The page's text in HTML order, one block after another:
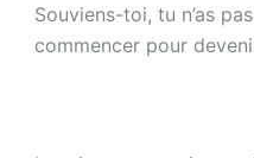
Souviens-toi, tu n’as
commencer pour